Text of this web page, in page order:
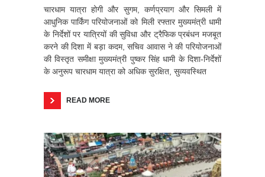
चारधाम यात्रा होगी और सुगम, कर्णप्रयाग और सिमली में
आधुनिक पार्किंग परियोजनाओं को मिली रफ्तार मुख्यमंत्री धामी
के निर्देशों पर यात्रियों की सुविधा और ट्रैफिक प्रबंधन मजबूत
करने की दिशा में बड़ा कदम, सचिव आवास ने की परियोजनाओं
की विस्तृत समीक्षा मुख्यमंत्री पुष्कर सिंह धामी के दिशा-निर्देशों
के अनुरूप चारधाम यात्रा को अधिक सुरक्षित, सुव्यवस्थित
READ MORE